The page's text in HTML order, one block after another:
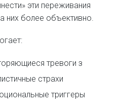
эти переживания
них более объективно.
тревоги з
страхи
триггеры